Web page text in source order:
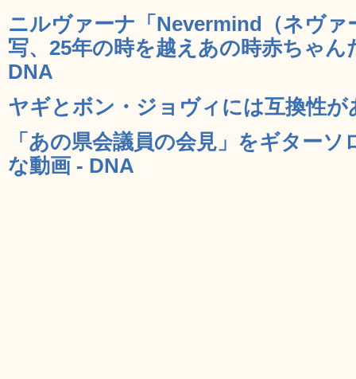
ニルヴァーナ「Nevermind（ネヴ
写、25年の時を越えあの時赤ちゃん
DNA
ヤギとボン・ジョヴィには互換性
「あの県会議員の会見」をギター
な動画 - DNA